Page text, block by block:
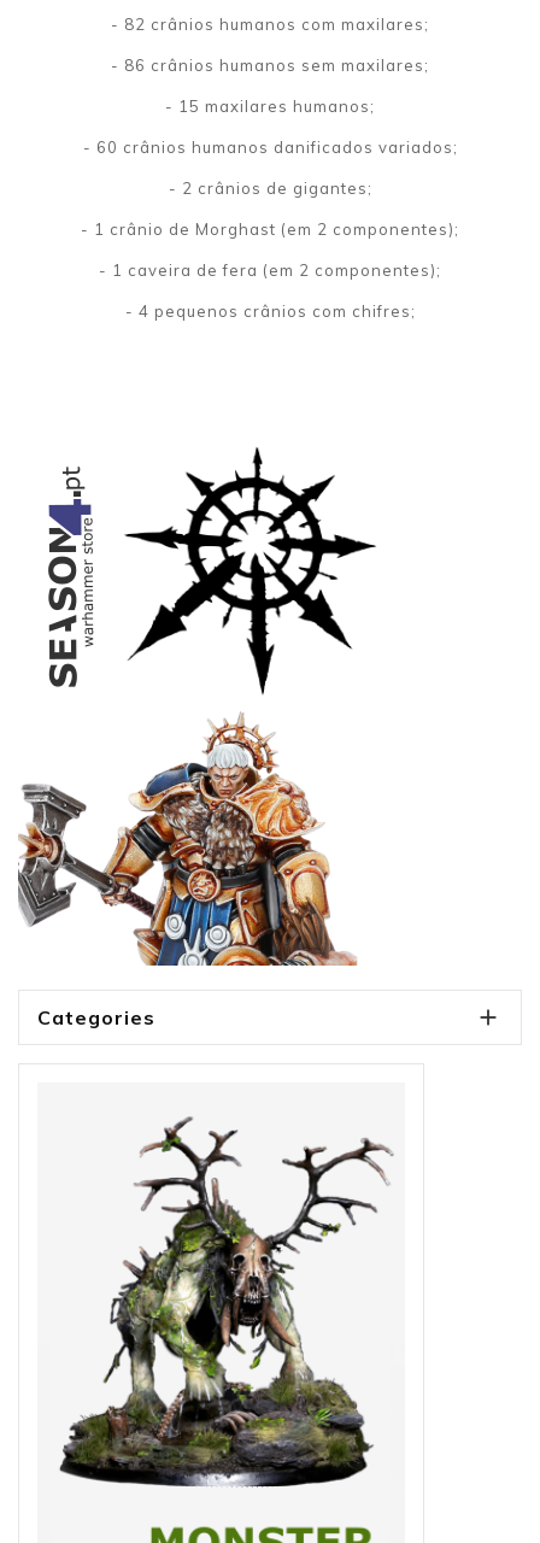
- 82 crânios humanos com maxilares;
- 86 crânios humanos sem maxilares;
- 15 maxilares humanos;
- 60 crânios humanos danificados variados;
- 2 crânios de gigantes;
- 1 crânio de Morghast (em 2 componentes);
- 1 caveira de fera (em 2 componentes);
- 4 pequenos crânios com chifres;
Categories 